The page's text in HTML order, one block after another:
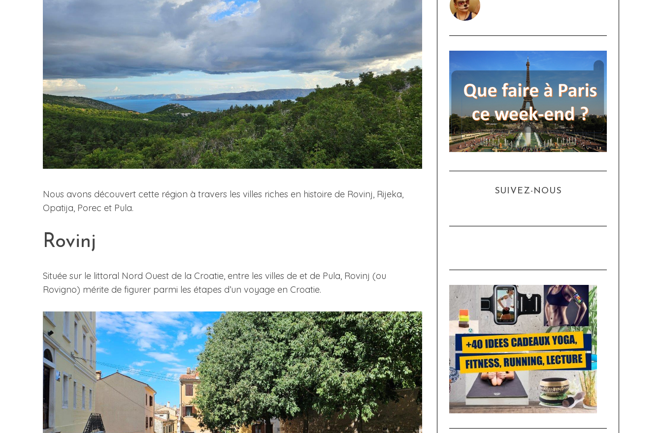
Nous avons découvert cette région à travers les villes riches en histoire de Rovinj, Rijeka,
Opatija, Porec et Pula.
Rovinj
Située sur le littoral Nord Ouest de la Croatie, entre les villes de et de Pula, Rovinj (ou
Rovigno) mérite de figurer parmi les étapes d’un voyage en Croatie.
SUIVEZ-NOUS
r
c
o
r
: